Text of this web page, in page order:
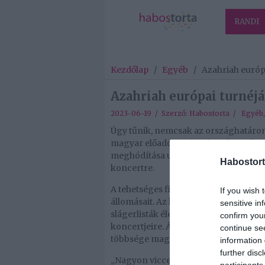
If you wish
sensitive
confirm
continue
information
further
RANDI
Kezdőlap / Egyéb / Azahriah
Azahriah európai
2023-06-19 / Szerző: Habostorta / Egyéb,
Úgy tűnik, nemcsak az
magyar előadó, Azahriah. Még csak
meghódítása után nemzetközi
koncertre.
A tehetséges fiatal előadó pontosan
állomásait. Az kétségtelen, hogy
slágerlisták élén járnak legújabb
koncertjeire. Ám mégis merész
többsége magyar nyelvű.
„Nagyon vicces volt, amikor először